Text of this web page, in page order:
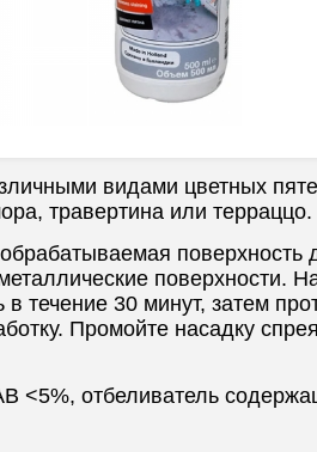
видами цветных
травертина или терраццо.
поверхности.
в течение 30 минут, затем
Промойте насадку
<5%, отбеливатель